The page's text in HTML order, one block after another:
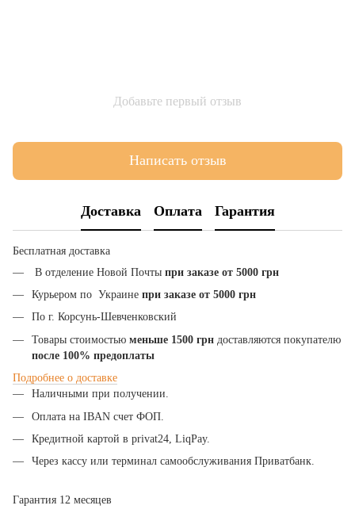
Добавьте первый отзыв
Написать отзыв
Доставка Оплата Гарантия
Бесплатная доставка
В отделение Новой Почты при заказе от 5000 грн
Курьером по Украине при заказе от 5000 грн
По г. Корсунь-Шевченковский
Товары стоимостью меньше 1500 грн доставляются покупателю
после 100% предоплаты
Подробнее о доставке
Наличными при получении.
Оплата на IBAN счет ФОП.
Кредитной картой в privat24, LiqPay.
Через кассу или терминал самообслуживания Приватбанк.
Гарантия 12 месяцев